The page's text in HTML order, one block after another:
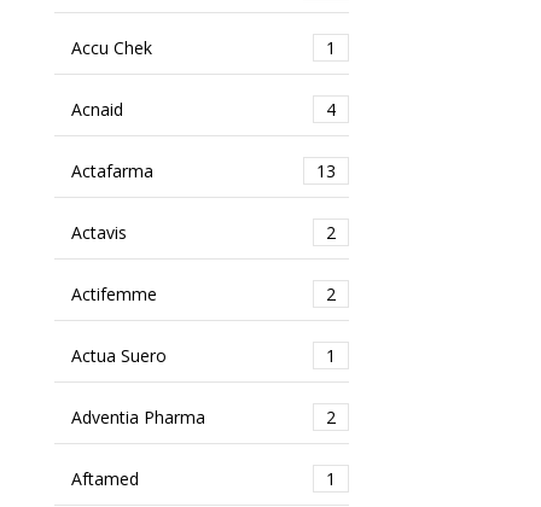
Accu Chek 1
Acnaid 4
Actafarma 13
Actavis 2
Actifemme 2
Actua Suero 1
Adventia Pharma 2
Aftamed 1